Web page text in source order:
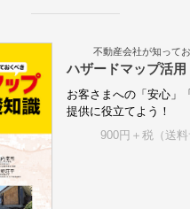
不動産会社が知って
ハザードマップ活用
お客さまへの「安心」
提供に役立てよう！
900円＋税（送料